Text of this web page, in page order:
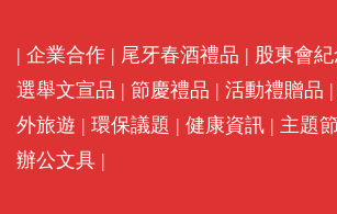
| 企業合作 | 尾牙春酒禮品 | 股東會
選舉文宣品 | 節慶禮品 | 活動禮贈品 |
外旅遊 | 環保議題 | 健康資訊 | 主題
辦公文具 |